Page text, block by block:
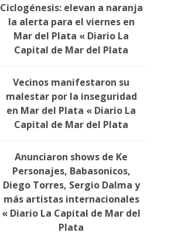
Ciclogénesis: elevan a naranja
la alerta para el viernes en
Mar del Plata « Diario La
Capital de Mar del Plata
Vecinos manifestaron su
malestar por la inseguridad
en Mar del Plata « Diario La
Capital de Mar del Plata
Anunciaron shows de Ke
Personajes, Babasonicos,
Diego Torres, Sergio Dalma y
más artistas internacionales
« Diario La Capital de Mar del
Plata